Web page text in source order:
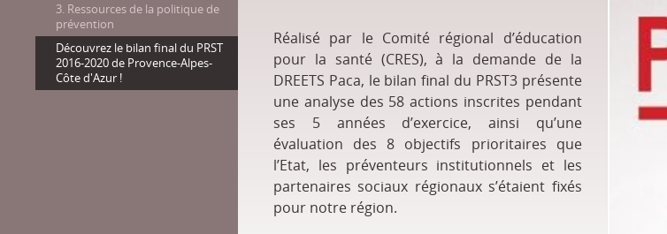
3. Ressources de la politique de
prévention
Découvrez le bilan final du PRST
2016-2020 de Provence-Alpes-
Côte d'Azur !
Réalisé par le Comité régional d’éducation
pour la santé (CRES), à la demande de la
DREETS Paca, le bilan final du PRST3 présente
une analyse des 58 actions inscrites pendant
ses 5 années d’exercice, ainsi qu’une
évaluation des 8 objectifs prioritaires que
l’Etat, les préventeurs institutionnels et les
partenaires sociaux régionaux s’étaient fixés
pour notre région.